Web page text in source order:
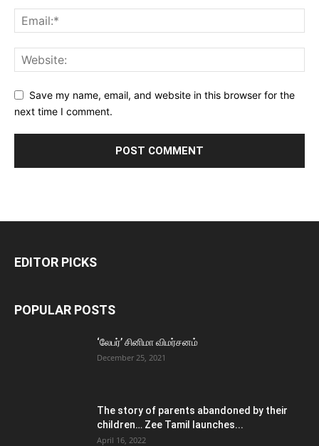
Save my name, email, and website in this browser for the
next time I comment.
EDITOR PICKS
POPULAR POSTS
‘லேபர்’ சினிமா விமர்சனம்
December 25, 2021
The story of parents abandoned by their
children… Zee Tamil launches...
April 16, 2022